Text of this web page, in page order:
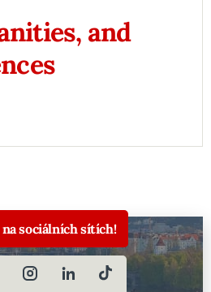
and
sociálních sítích!